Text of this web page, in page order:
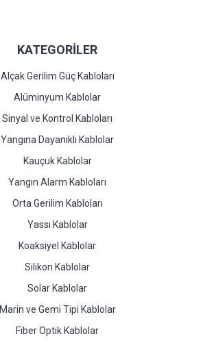
KATEGORİLER
Alçak Gerilim Güç Kabloları
Alüminyum Kablolar
Sinyal ve Kontrol Kabloları
Yangına Dayanıklı Kablolar
Kauçuk Kablolar
Yangın Alarm Kabloları
Orta Gerilim Kabloları
Yassı Kablolar
Koaksiyel Kablolar
Silikon Kablolar
Solar Kablolar
Marin ve Gemi Tipi Kablolar
Fiber Optik Kablolar